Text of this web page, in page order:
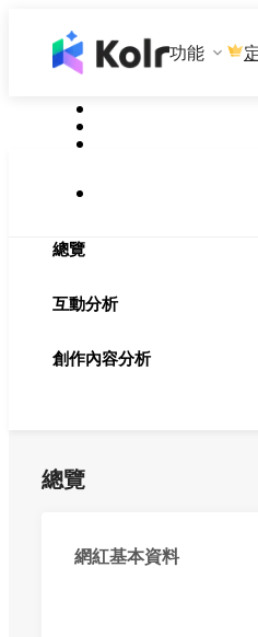
功能
總覽
互動分析
創作內容分析
總覽
網紅基本資料